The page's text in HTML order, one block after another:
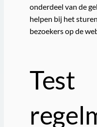
onderdeel van de
helpen bij het
bezoekers op de
Test